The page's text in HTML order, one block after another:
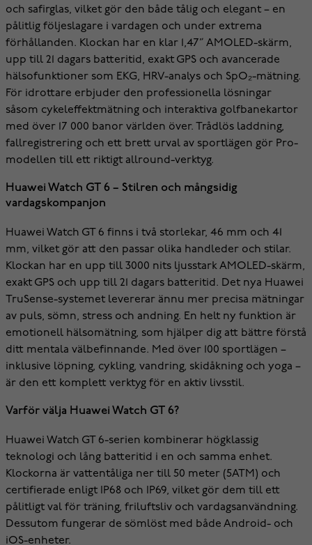
och safirglas, vilket gör den både tålig och elegant – en
pålitlig följeslagare i vardagen och under extrema
förhållanden. Klockan har en klar 1,47” AMOLED-skärm,
upp till 21 dagars batteritid, exakt GPS och avancerade
hälsofunktioner som EKG, HRV-analys och SpO₂-mätning.
För idrottare erbjuder den professionella lösningar
såsom cykeleffektmätning och interaktiva golfbanekartor
med över 17 000 banor världen över. Trådlös laddning,
fallregistrering och ett brett urval av sportlägen gör Pro-
modellen till ett riktigt allround-verktyg.
Huawei Watch GT 6 – Stilren och mångsidig
vardagskompanjon
Huawei Watch GT 6 finns i två storlekar, 46 mm och 41
mm, vilket gör att den passar olika handleder och stilar.
Klockan har en upp till 3000 nits ljusstark AMOLED-skärm,
exakt GPS och upp till 21 dagars batteritid. Det nya Huawei
TruSense-systemet levererar ännu mer precisa mätningar
av puls, sömn, stress och andning. En helt ny funktion är
emotionell hälsomätning, som hjälper dig att bättre förstå
ditt mentala välbefinnande. Med över 100 sportlägen –
inklusive löpning, cykling, vandring, skidåkning och yoga –
är den ett komplett verktyg för en aktiv livsstil.
Varför välja Huawei Watch GT 6?
Huawei Watch GT 6-serien kombinerar högklassig
teknologi och lång batteritid i en och samma enhet.
Klockorna är vattentåliga ner till 50 meter (5ATM) och
certifierade enligt IP68 och IP69, vilket gör dem till ett
pålitligt val för träning, friluftsliv och vardagsanvändning.
Dessutom fungerar de sömlöst med både Android- och
iOS-enheter.